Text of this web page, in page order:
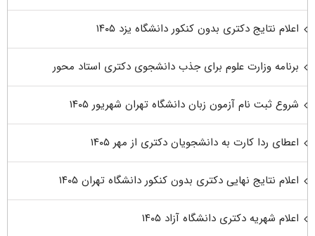
اعلام نتایج دکتری بدون کنکور دانشگاه یزد ۱۴۰۵
برنامه وزارت علوم برای جذب دانشجوی دکتری استاد محور
شروع ثبت نام آزمون زبان دانشگاه تهران شهریور ۱۴۰۵
اعطای ردا کارت به دانشجویان دکتری از مهر ۱۴۰۵
اعلام نتایج نهایی دکتری بدون کنکور دانشگاه تهران ۱۴۰۵
اعلام شهریه دکتری دانشگاه آزاد ۱۴۰۵